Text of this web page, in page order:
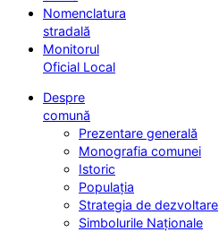
Nomenclatura
stradală
Monitorul
Oficial Local
Despre
comună
Prezentare generală
Monografia comunei
Istoric
Populația
Strategia de dezvoltare
Simbolurile Naționale